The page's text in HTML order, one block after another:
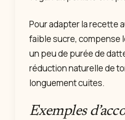
Pour adapter la recette
faible sucre, compense
un peu de purée de
réduction naturelle de
longuement cuites.
Exemples